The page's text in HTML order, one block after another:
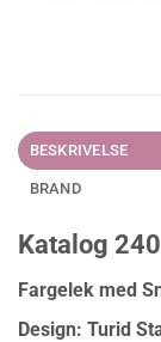
BESKRIVELSE
BRAND
Katalog
Fargelek med
Design: Turid